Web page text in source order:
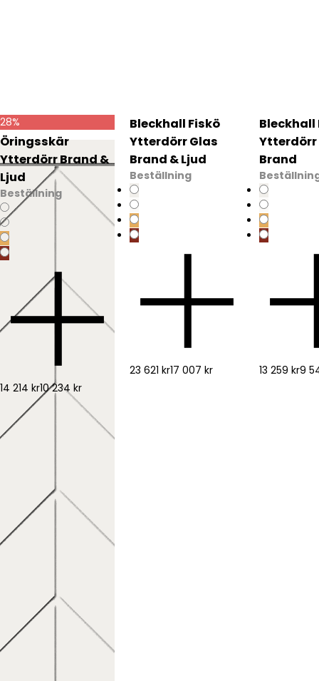
Bleckhall
Öringsskär
Ytterdörr Brand &
Ljud
Beställning
14 214 kr10 234 kr
Bleckhall Fiskö
Ytterdörr Glas
Brand & Ljud
Beställning
23 621 kr17 007 kr
Bleckhall
Ytterdörr
Brand
13 259 kr9
28%